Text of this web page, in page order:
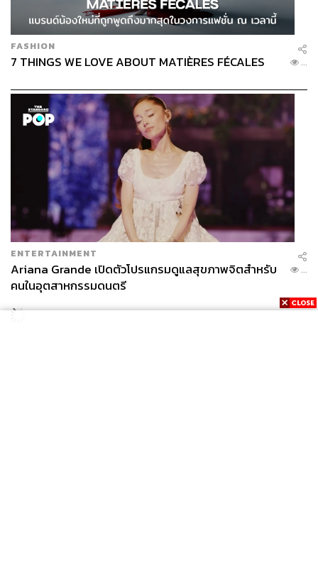
FASHION
7 THINGS WE LOVE ABOUT MATIÈRES FÉCALES ...
ENTERTAINMENT
Ariana Grande เปิดตัวโปรแกรมดูแลสุขภาพจิตสำหรับ
คนในอุตสาหกรรมดนตรี
...